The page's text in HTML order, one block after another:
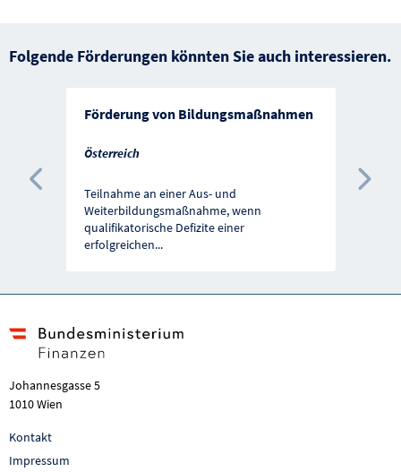
Folgende Förderungen könnten Sie auch interessieren.
Förderung von Bildungsmaßnahmen
Österreich
Teilnahme an einer Aus- und
Weiterbildungsmaßnahme, wenn
qualifikatorische Defizite einer
erfolgreichen...
Vorherige Förderung
Johannesgasse 5
1010 Wien
Kontakt
Impressum